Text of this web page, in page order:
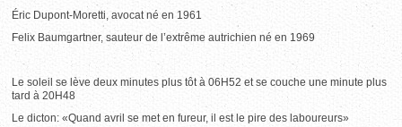
Éric Dupont-Moretti, avocat né en 1961
Felix Baumgartner, sauteur de l’extrême autrichien né en 1969
Le soleil se lève deux minutes plus tôt à 06H52 et se couche une minute plus
tard à 20H48
Le dicton: «Quand avril se met en fureur, il est le pire des laboureurs»